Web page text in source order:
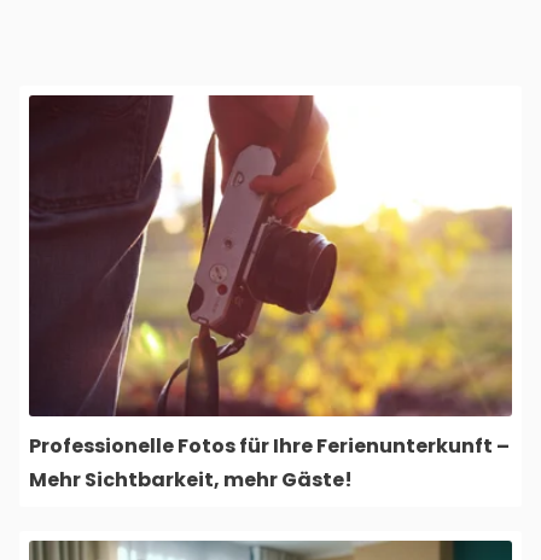
Professionelle Fotos für Ihre Ferienunterkunft –
Mehr Sichtbarkeit, mehr Gäste!